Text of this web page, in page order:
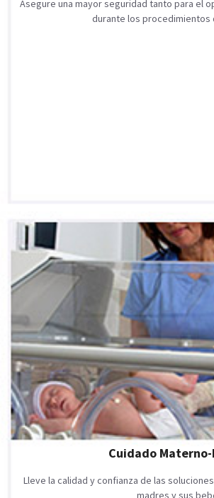
Asegure una mayor seguridad tanto para el
durante los procedimientos
Cuidado
Lleve la calidad y confianza de las
madres y sus